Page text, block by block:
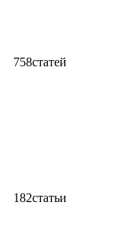
758статей
182статьи